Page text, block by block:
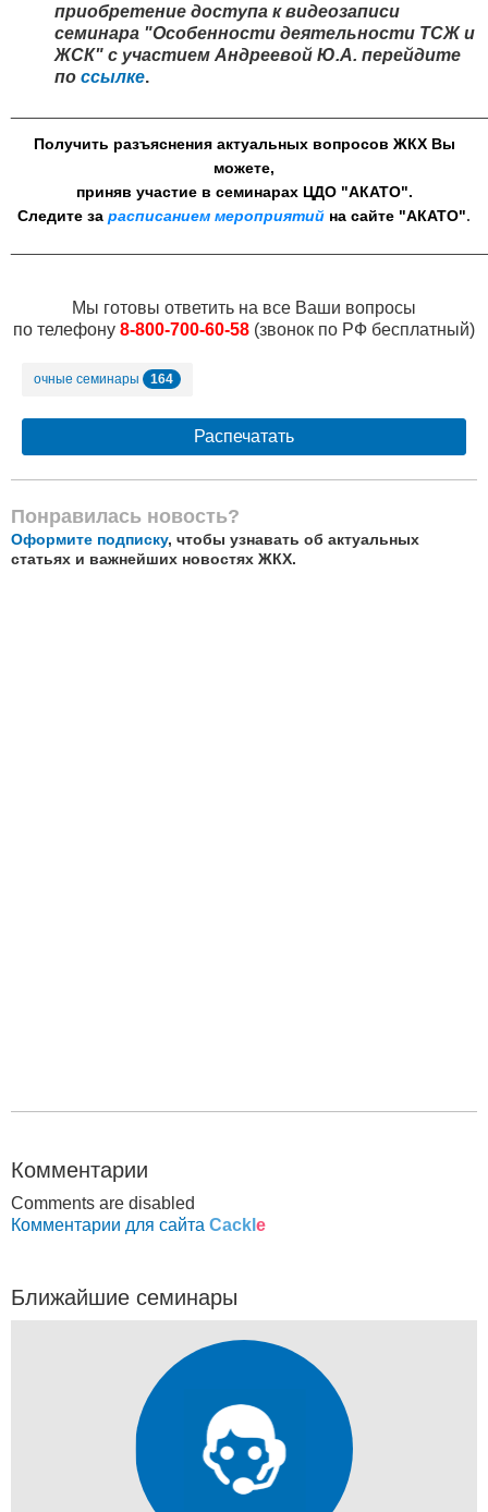
приобретение доступа к видеозаписи
семинара "Особенности деятельности ТСЖ и
ЖСК" с участием Андреевой Ю.А. перейдите
по ссылке.
Получить разъяснения актуальных вопросов ЖКХ Вы
можете,
приняв участие в семинарах ЦДО "АКАТО".
Следите за расписанием мероприятий на сайте "АКАТО".
Мы готовы ответить на все Ваши вопросы
по телефону 8-800-700-60-58 (звонок по РФ бесплатный)
очные семинары 164
Распечатать
Понравилась новость?
Оформите подписку, чтобы узнавать об актуальных
статьях и важнейших новостях ЖКХ.
Комментарии
Comments are disabled
Комментарии для сайта Cackl e
Ближайшие семинары